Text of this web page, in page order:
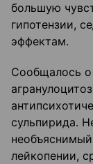
большую
гипотензии,
эффектам.
Сообщалось о
сульпирида.
лейкопении,